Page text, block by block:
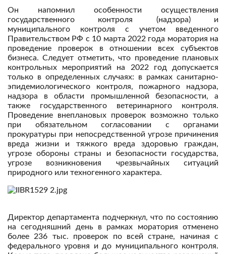
Он напомнил особенности осуществления
государственного контроля (надзора) и
муниципального контроля с учетом введенного
Правительством РФ с 10 марта 2022 года моратория на
проведение проверок в отношении всех субъектов
бизнеса. Следует отметить, что проведение плановых
контрольных мероприятий на 2022 год допускается
только в определенных случаях: в рамках санитарно-
эпидемиологического контроля, пожарного надзора,
надзора в области промышленной безопасности, а
также государственного ветеринарного контроля.
Проведение внеплановых проверок возможно только
при обязательном согласовании с органами
прокуратуры при непосредственной угрозе причинения
вреда жизни и тяжкого вреда здоровью граждан,
угрозе обороны страны и безопасности государства,
угрозе возникновения чрезвычайных ситуаций
природного или техногенного характера.
Директор департамента подчеркнул, что по состоянию
на сегодняшний день в рамках моратория отменено
более 236 тыс. проверок по всей стране, начиная с
федерального уровня и до муниципального контроля.